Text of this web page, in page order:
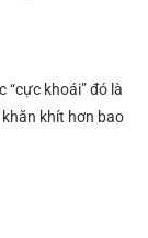
“cực khoái” đó là
khít hơn bao